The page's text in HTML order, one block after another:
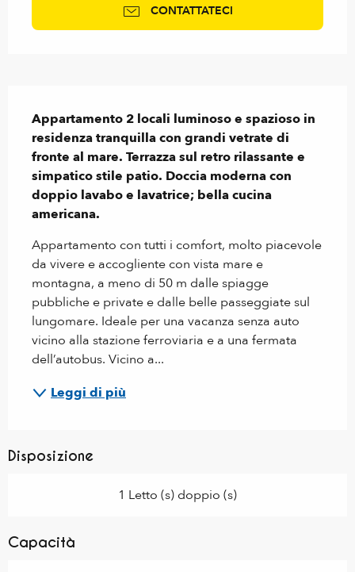
CONTATTATECI
Appartamento 2 locali luminoso e spazioso in
residenza tranquilla con grandi vetrate di
fronte al mare. Terrazza sul retro rilassante e
simpatico stile patio. Doccia moderna con
doppio lavabo e lavatrice; bella cucina
americana.
Appartamento con tutti i comfort, molto piacevole
da vivere e accogliente con vista mare e
montagna, a meno di 50 m dalle spiagge
pubbliche e private e dalle belle passeggiate sul
lungomare. Ideale per una vacanza senza auto
vicino alla stazione ferroviaria e a una fermata
dell’autobus. Vicino a...
Leggi di più
Disposizione
1 Letto (s) doppio (s)
Capacità